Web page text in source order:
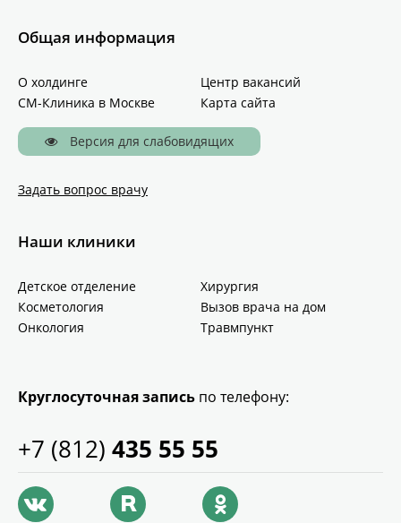
Общая информация
О холдинге
Центр вакансий
СМ-Клиника в Москве
Карта сайта
Версия для слабовидящих
Задать вопрос врачу
Наши клиники
Детское отделение
Хирургия
Косметология
Вызов врача на дом
Онкология
Травмпункт
Круглосуточная запись по телефону:
+7 (812) 435 55 55